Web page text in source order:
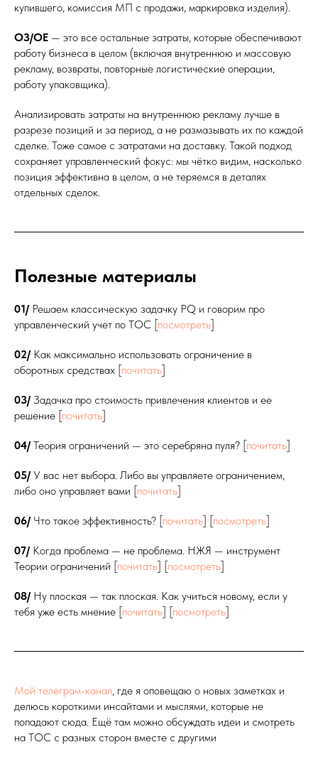
купившего, комиссия МП с продажи, маркировка изделия).
ОЗ/OE — это все остальные затраты, которые обеспечивают
работу бизнеса в целом (включая внутреннюю и массовую
рекламу, возвраты, повторные логистические операции,
работу упаковщика).
Анализировать затраты на внутреннюю рекламу лучше в
разрезе позиций и за период, а не размазывать их по каждой
сделке. Тоже самое с затратами на доставку. Такой подход
сохраняет управленческий фокус: мы чётко видим, насколько
позиция эффективна в целом, а не теряемся в деталях
отдельных сделок.
Полезные материалы
01/Решаем классическую задачку PQ и говорим про
управленческий учет по ТОС [посмотреть]
02/Как максимально использовать ограничение в
оборотных средствах [почитать]
03/Задачка про стоимость привлечения клиентов и ее
решение [почитать]
04/Теория ограничений — это серебряна пуля? [почитать]
05/У вас нет выбора. Либо вы управляете ограничением,
либо оно управляет вами [почитать]
06/Что такое эффективность? [почитать] [посмотреть]
07/Когда проблема — не проблема. НЖЯ — инструмент
Теории ограничений [почитать] [посмотреть]
08/Ну плоская — так плоская. Как учиться новому, если у
тебя уже есть мнение [почитать] [посмотреть]
Мой телеграм-канал, где я оповещаю о новых заметках и
делюсь короткими инсайтами и мыслями, которые не
попадают сюда. Ещё там можно обсуждать идеи и смотреть
на ТОС с разных сторон вместе с другими